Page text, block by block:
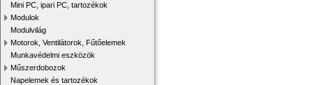
Mini PC, ipari PC, tartozékok
Modulok
Modulvilág
Motorok, Ventilátorok, Fűtőelemek
Munkavédelmi eszközök
Műszerdobozok
Napelemek és tartozékok